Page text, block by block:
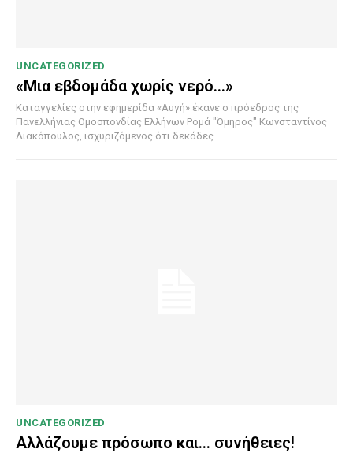
UNCATEGORIZED
«Μια εβδομάδα χωρίς νερό…»
Καταγγελίες στην εφημερίδα «Αυγή» έκανε ο πρόεδρος της
Πανελλήνιας Ομοσπονδίας Ελλήνων Ρομά "Όμηρος" Κωνσταντίνος
Λιακόπουλος, ισχυριζόμενος ότι δεκάδες...
UNCATEGORIZED
Αλλάζουμε πρόσωπο και… συνήθειες!